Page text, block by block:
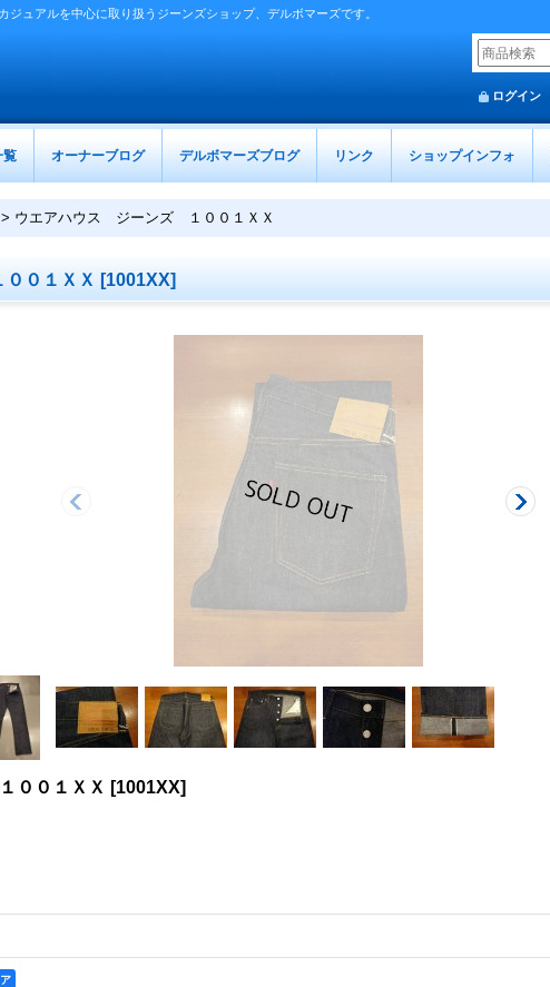
ュアルを中心に取り扱うジーンズショップ、デルボマーズです。
ログイン
覧 オーナーブログ デルボマーズブログ リンク ショップインフォ
> ウエアハウス ジーンズ １００１ＸＸ
０１ＸＸ [1001XX]
００１ＸＸ [1001XX]